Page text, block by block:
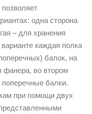
одна сторона
– для хранения
каждая полка
балок, на
фанера, во втором
балки.
при помощи двух